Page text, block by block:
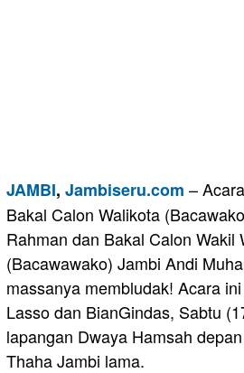
JAMBI, Jambiseru.com –
Bakal Calon Walikota
Rahman dan Bakal Calon Wakil
(Bacawawako) Jambi Andi
massanya membludak! Acara
Lasso dan BianGindas, Sabtu
lapangan Dwaya Hamsah
Thaha Jambi lama.